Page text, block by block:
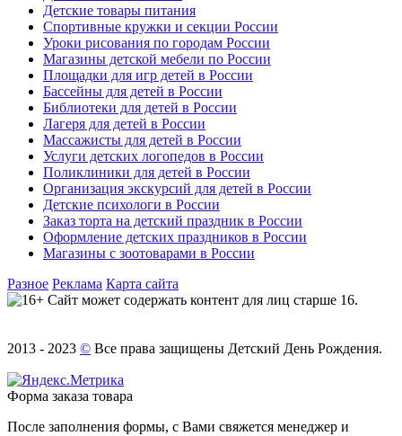
Детские товары питания
Спортивные кружки и секции России
Уроки рисования по городам России
Магазины детской мебели по России
Площадки для игр детей в России
Бассейны для детей в России
Библиотеки для детей в России
Лагеря для детей в России
Массажисты для детей в России
Услуги детских логопедов в России
Поликлиники для детей в России
Организация экскурсий для детей в России
Детские психологи в России
Заказ торта на детский праздник в России
Оформление детских праздников в России
Магазины с зоотоварами в России
Разное Реклама Карта сайта
Сайт может содержать контент для лиц старше 16.
2013 - 2023 © Все права защищены Детский День Рождения.
Форма заказа товара
После заполнения формы, с Вами свяжется менеджер и